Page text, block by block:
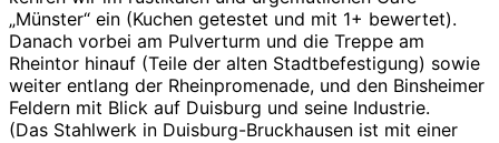
„Münster“ ein (Kuchen getestet und mit 1+ bewertet).
Danach vorbei am Pulverturm und die Treppe am
Rheintor hinauf (Teile der alten Stadtbefestigung) sowie
weiter entlang der Rheinpromenade, und den Binsheimer
Feldern mit Blick auf Duisburg und seine Industrie.
(Das Stahlwerk in Duisburg-Bruckhausen ist mit einer